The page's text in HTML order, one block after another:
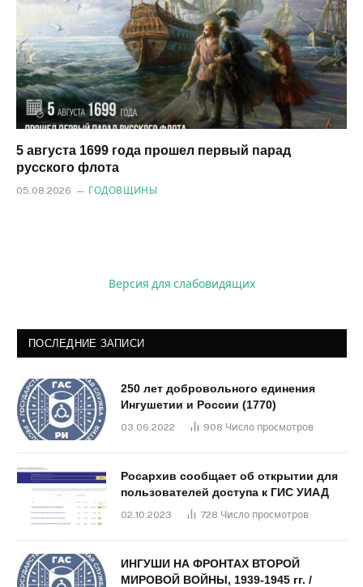
5 августа 1699 года прошел первый парад
русского флота
05.08.2026 ГОДОВЩИНЫ
Версия для слабовидящих
ПОСЛЕДНИЕ ЗАПИСИ
250 лет добровольного единения
Ингушетии и России (1770)
03.06.2022 908 Число просмотров
Росархив сообщает об открытии для
пользователей доступа к ГИС УИАД
02.10.2023 728 Число просмотров
ИНГУШИ НА ФРОНТАХ ВТОРОЙ
МИРОВОЙ ВОЙНЫ, 1939-1945 гг. /